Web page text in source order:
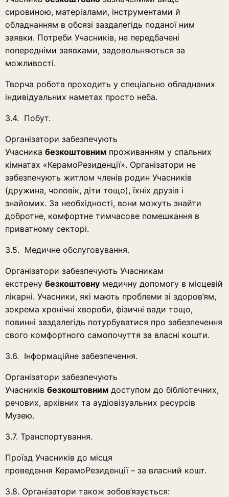
сировиною, матеріалами, інструментами й
обладнанням в обсязі заздалегідь поданої ним
заявки. Потреби Учасників, не передбачені
попередніми заявками, задовольняються за
можливості.
Творча робота проходить у спеціально обладнаних
індивідуальних наметах просто неба.
3.4. Побут.
Організатори забезпечують
Учасника безкоштовним проживанням у спальних
кімнатах «КерамоРезиденції». Організатори не
забезпечують житлом членів родин Учасників
(дружина, чоловік, діти тощо), їхніх друзів і
знайомих. За необхідності, вони можуть знайти
добротне, комфортне тимчасове помешкання в
приватному секторі.
3.5. Медичне обслуговування.
Організатори забезпечують Учасникам
екстрену безкоштовну медичну допомогу в місцевій
лікарні. Учасники, які мають проблеми зі здоров’ям,
зокрема хронічні хвороби, фізичні вади тощо,
повинні заздалегідь потурбуватися про забезпечення
свого комфортного самопочуття за власні кошти.
3.6. Інформаційне забезпечення.
Організатори забезпечують
Учасників безкоштовним доступом до бібліотечних,
речових, архівних та аудіовізуальних ресурсів
Музею.
3.7. Транспортування.
Проїзд Учасників до місця
проведення КерамоРезиденції – за власний кошт.
3.8. Організатори також зобов’язується: